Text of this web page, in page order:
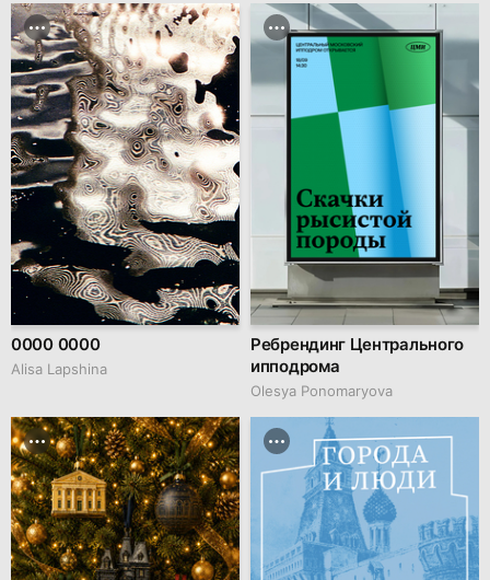
0000 0000
Аlisa Lapshina
Ребрендинг Центрального
ипподрома
Olesya Ponomaryova